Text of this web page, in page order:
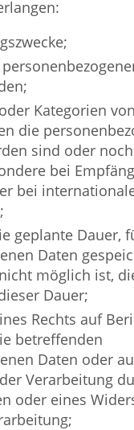
Kategorien
die
sind oder
bei
bei
geplante Dauer,
Daten
möglich ist,
Dauer;
Rechts auf
betreffenden
Daten oder
Verarbeitung
oder eines